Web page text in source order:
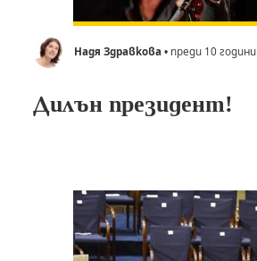
Надя Здравкова • преди 10 години
Дилън президент!